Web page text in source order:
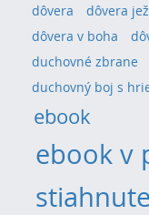
dôvera
dôvera
dôvera v boha
duchovné zbrane
duchovný boj s
ebook
ebook v